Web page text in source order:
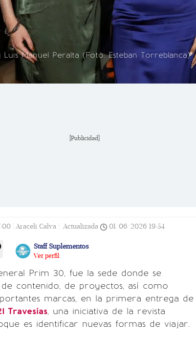
Manuel Peralta (Foto: Esteban Torreblanca)
[Publicidad]
Araceli Calva | Actualizada 01/06/2026 19:54
Staff Suplementos
Ver perfil
Prim 30, fue la sede donde se
contenido, de proyectos, así como
marcas, en la primera entrega de
Travesías, una iniciativa de la revista
es identificar nuevas formas de viajar.